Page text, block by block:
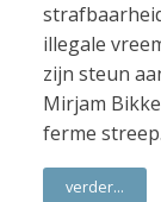
illegale
zijn steun
Mirjam
ferme
verder...